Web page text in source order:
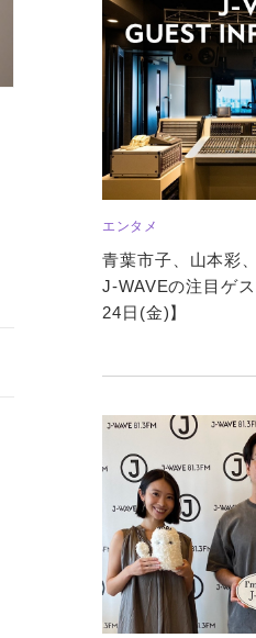
エンタメ
青葉市子、山本彩
J-WAVEの注目ゲ
24日(金)】